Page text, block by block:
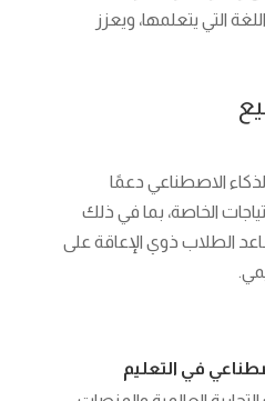
التي يتعلمها، ويعزز
الاصطناعي دعمًا
الخاصة، بما في ذلك
الطلاب ذوي الإعاقة على
في التعليم